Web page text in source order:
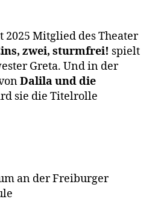
2025 Mitglied des Theater
zwei, sturmfrei! spielt
Greta. Und in der
Dalila und die
sie die Titelrolle
an der Freiburger